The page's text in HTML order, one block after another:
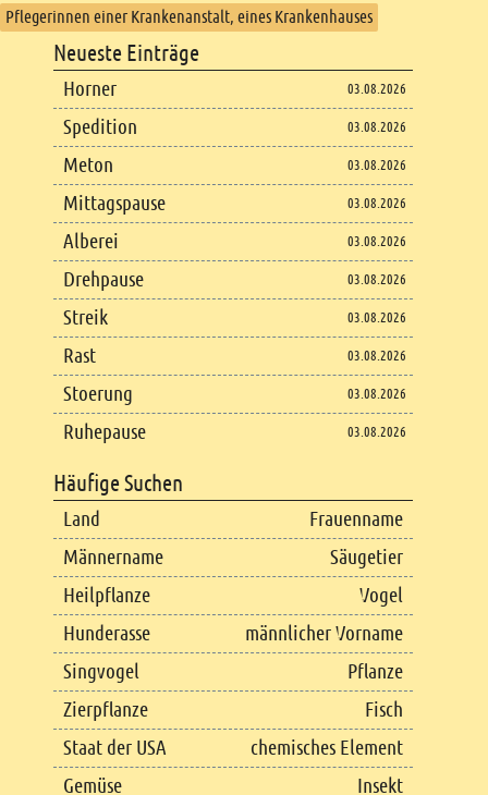
Pflegerinnen einer Krankenanstalt, eines Krankenhauses
Footer content
Neueste Einträge
Horner 03.08.2026
Spedition 03.08.2026
Meton 03.08.2026
Mittagspause 03.08.2026
Alberei 03.08.2026
Drehpause 03.08.2026
Streik 03.08.2026
Rast 03.08.2026
Stoerung 03.08.2026
Ruhepause 03.08.2026
Häufige Suchen
Land
Frauenname
Männername
Säugetier
Heilpflanze
Vogel
Hunderasse
männlicher Vorname
Singvogel
Pflanze
Zierpflanze
Fisch
Staat der USA
chemisches Element
Gemüse
Insekt